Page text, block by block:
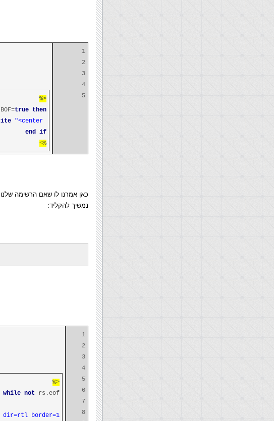
1
2
3
4
5
<%
true then
"<center>אין תמונות "
end if
%>
כאן אמרנו לו שאם הרשימה
נמשיך להקליד:
1
2
3
4
5
6
7
8
<%
while not rs.eof
dir=rtl border=1>"